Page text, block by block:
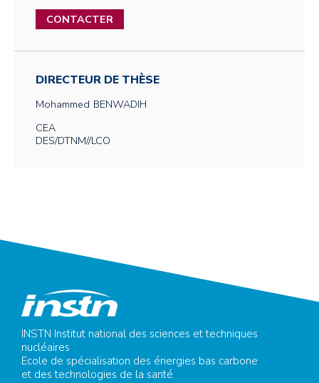
CONTACTER
DIRECTEUR DE THÈSE
Mohammed BENWADIH
CEA
DES/DTNM//LCO
INSTN Institut national des sciences et techniques
nucléaires
Ecole de spécialisation des énergies bas carbone
et des technologies de la santé